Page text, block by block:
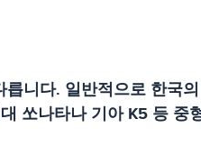
니다. 일반적으로 한
쏘나타나 기아 K5 등